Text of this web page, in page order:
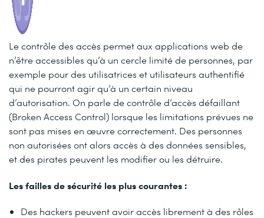
Le contrôle des accès permet aux applications web de
n’être accessibles qu’à un cercle limité de personnes, par
exemple pour des utilisatrices et utilisateurs authentifié
qui ne pourront agir qu’à un certain niveau
d’autorisation. On parle de contrôle d’accès défaillant
(Broken Access Control) lorsque les limitations prévues ne
sont pas mises en œuvre correctement. Des personnes
non autorisées ont alors accès à des données sensibles,
et des pirates peuvent les modifier ou les détruire.
Les failles de sécurité les plus courantes :
Des hackers peuvent avoir accès librement à des rôles